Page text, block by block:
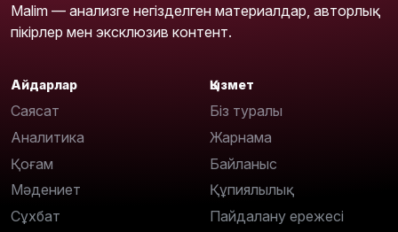
Malim — анализге негізделген материалдар, авторлық
пікірлер мен эксклюзив контент.
Айдарлар
Саясат
Аналитика
Қоғам
Мәдениет
Сұхбат
Қызмет
Біз туралы
Жарнама
Байланыс
Құпиялылық
Пайдалану ережесі